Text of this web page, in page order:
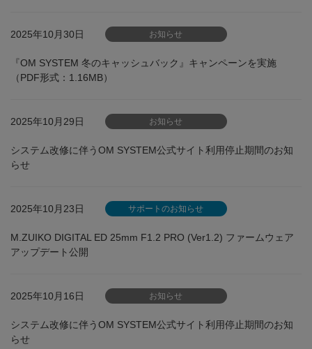
2025年10月30日 お知らせ
『OM SYSTEM 冬のキャッシュバック』キャンペーンを実施
（PDF形式：1.16MB）
2025年10月29日 お知らせ
システム改修に伴うOM SYSTEM公式サイト利用停止期間のお知
らせ
2025年10月23日 サポートのお知らせ
M.ZUIKO DIGITAL ED 25mm F1.2 PRO (Ver1.2) ファームウェア
アップデート公開
2025年10月16日 お知らせ
システム改修に伴うOM SYSTEM公式サイト利用停止期間のお知
らせ